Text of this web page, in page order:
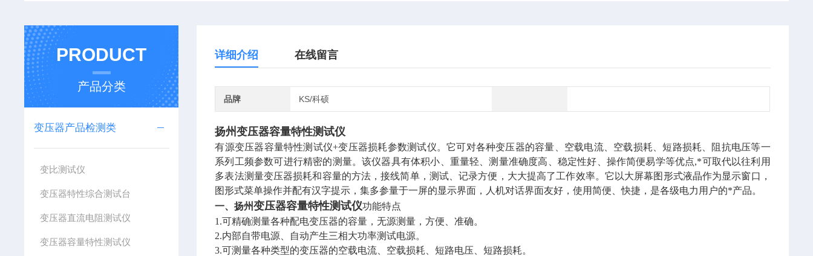
PRODUCT
产品分类
变压器产品检测类
变比测试仪
变压器特性综合测试台
变压器直流电阻测试仪
变压器容量特性测试仪
详细介绍 在线留言
品牌 KS/科硕
扬州变压器容量特性测试仪
有源变压器容量特性测试仪+变压器损耗参数测试仪。它可对各种变压器的容量、空载电流、空载损耗、短路损耗、阻抗电压等一
系列工频参数可进行精密的测量。该仪器具有体积小、重量轻、测量准确度高、稳定性好、操作简便易学等优点,*可取代以往利用
多表法测量变压器损耗和容量的方法，接线简单，测试、记录方便，大大提高了工作效率。它以大屏幕图形式液晶作为显示窗口，
图形式菜单操作并配有汉字提示，集多参量于一屏的显示界面，人机对话界面友好，使用简便、快捷，是各级电力用户的*产品。
一、扬州变压器容量特性测试仪功能特点
1.可精确测量各种配电变压器的容量，无源测量，方便、准确。
2.内部自带电源、自动产生三相大功率测试电源。
3.可测量各种类型的变压器的空载电流、空载损耗、短路电压、短路损耗。